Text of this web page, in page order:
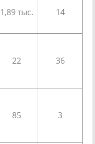
1,89 тыс. 14
22 36
85 3